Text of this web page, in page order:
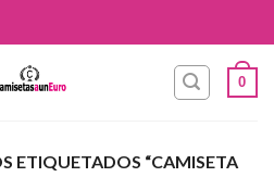
0
ETIQUETADOS “CAMISETA